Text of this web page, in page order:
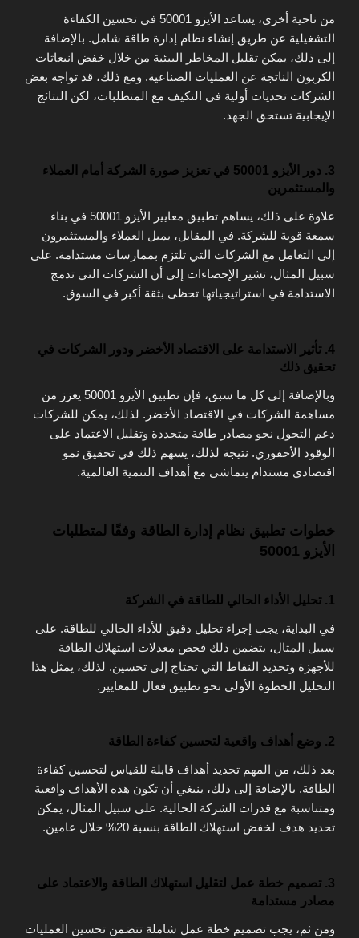
من ناحية أخرى، يساعد الأيزو 50001 في تحسين الكفاءة
التشغيلية عن طريق إنشاء نظام إدارة طاقة شامل. بالإضافة
إلى ذلك، يمكن تقليل المخاطر البيئية من خلال خفض انبعاثات
الكربون الناتجة عن العمليات الصناعية. ومع ذلك، قد تواجه بعض
الشركات تحديات أولية في التكيف مع المتطلبات، لكن النتائج
الإيجابية تستحق الجهد.
3. دور الأيزو 50001 في تعزيز صورة الشركة أمام العملاء
والمستثمرين
علاوة على ذلك، يساهم تطبيق معايير الأيزو 50001 في بناء
سمعة قوية للشركة. في المقابل، يميل العملاء والمستثمرون
إلى التعامل مع الشركات التي تلتزم بممارسات مستدامة. على
سبيل المثال، تشير الإحصاءات إلى أن الشركات التي تدمج
الاستدامة في استراتيجياتها تحظى بثقة أكبر في السوق.
4. تأثير الاستدامة على الاقتصاد الأخضر ودور الشركات في
تحقيق ذلك
وبالإضافة إلى كل ما سبق، فإن تطبيق الأيزو 50001 يعزز من
مساهمة الشركات في الاقتصاد الأخضر. لذلك، يمكن للشركات
دعم التحول نحو مصادر طاقة متجددة وتقليل الاعتماد على
الوقود الأحفوري. نتيجة لذلك، يسهم ذلك في تحقيق نمو
اقتصادي مستدام يتماشى مع أهداف التنمية العالمية.
خطوات تطبيق نظام إدارة الطاقة وفقًا لمتطلبات
الأيزو 50001
1. تحليل الأداء الحالي للطاقة في الشركة
في البداية، يجب إجراء تحليل دقيق للأداء الحالي للطاقة. على
سبيل المثال، يتضمن ذلك فحص معدلات استهلاك الطاقة
للأجهزة وتحديد النقاط التي تحتاج إلى تحسين. لذلك، يمثل هذا
التحليل الخطوة الأولى نحو تطبيق فعال للمعايير.
2. وضع أهداف واقعية لتحسين كفاءة الطاقة
بعد ذلك، من المهم تحديد أهداف قابلة للقياس لتحسين كفاءة
الطاقة. بالإضافة إلى ذلك، ينبغي أن تكون هذه الأهداف واقعية
ومتناسبة مع قدرات الشركة الحالية. على سبيل المثال، يمكن
تحديد هدف لخفض استهلاك الطاقة بنسبة 20% خلال عامين.
3. تصميم خطة عمل لتقليل استهلاك الطاقة والاعتماد على
مصادر مستدامة
ومن ثم، يجب تصميم خطة عمل شاملة تتضمن تحسين العمليات